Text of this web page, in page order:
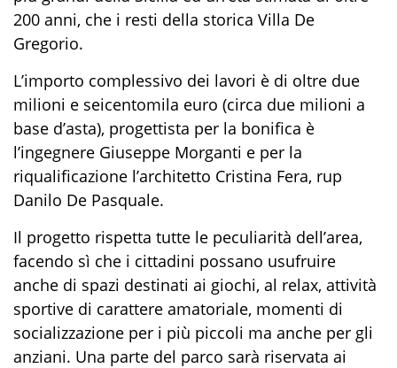
200 anni, che i resti della storica Villa De
Gregorio.
L’importo complessivo dei lavori è di oltre due
milioni e seicentomila euro (circa due milioni a
base d’asta), progettista per la bonifica è
l’ingegnere Giuseppe Morganti e per la
riqualificazione l’architetto Cristina Fera, rup
Danilo De Pasquale.
Il progetto rispetta tutte le peculiarità dell’area,
facendo sì che i cittadini possano usufruire
anche di spazi destinati ai giochi, al relax, attività
sportive di carattere amatoriale, momenti di
socializzazione per i più piccoli ma anche per gli
anziani. Una parte del parco sarà riservata ai